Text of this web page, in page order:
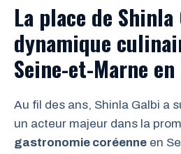
La place de
dynamique
Seine-et-Marne
Au fil des ans, Shinla Galbi a
un acteur majeur dans la
gastronomie coréenne en